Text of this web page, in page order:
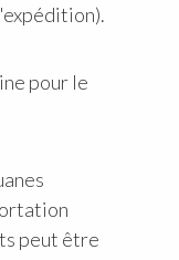
pour le
peut être